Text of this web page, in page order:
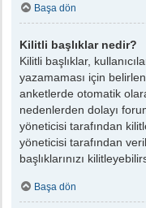
Başa dön
Kilitli başlıklar nedir?
Kilitli başlıklar,
yazamaması için
anketlerde otomatik
nedenlerden dolayı
yöneticisi tarafından
yöneticisi tarafından
başlıklarınızı
Başa dön